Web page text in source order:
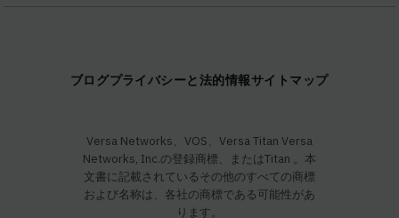
ブログプライバシーと法的情報サイトマップ
Versa Networks、VOS、Versa Titan Versa
Networks, Inc.の登録商標、またはTitan 。本
文書に記載されているその他のすべての商標
および名称は、各社の商標である可能性があ
ります。